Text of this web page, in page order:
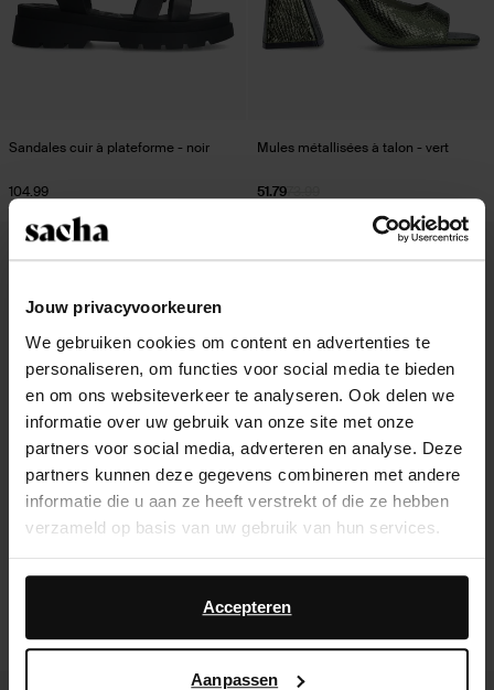
Jouw privacyvoorkeuren
We gebruiken cookies om content en advertenties te
personaliseren, om functies voor social media te bieden
en om ons websiteverkeer te analyseren. Ook delen we
informatie over uw gebruik van onze site met onze
partners voor social media, adverteren en analyse. Deze
partners kunnen deze gegevens combineren met andere
informatie die u aan ze heeft verstrekt of die ze hebben
verzameld op basis van uw gebruik van hun services.
Daarnaast werken wij samen met Google voor
advertentie- en meetdoeleinden. Meer informatie over
hoe Google uw persoonsgegevens gebruikt, vindt u op
Accepteren
Aanpassen
Sandales cuir à plateforme - noir
104.99
Mules métallisées à talon - vert
51.79
Mules à talon en cuir avec plateau et
94.98
47.50
- 50%
boucles - marron
104.99
73.49